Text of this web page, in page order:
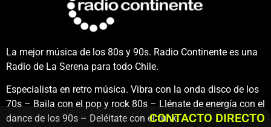
La mejor música de los 80s y 90s. Radio Continente es una
Radio de La Serena para todo Chile.
Especialista en retro música. Vibra con la onda disco de los
70s – Baila con el pop y rock 80s – Llénate de energía con el
dance de los 90s – Deléitate con el funk.CONTACTO DIRECTO